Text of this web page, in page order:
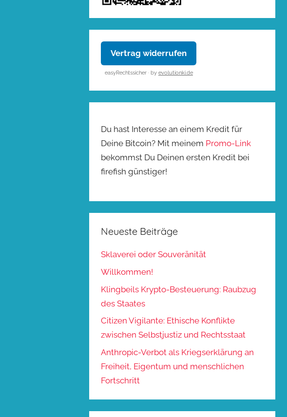
Vertrag widerrufen
easyRechtssicher · by evolutionki.de
Du hast Interesse an einem Kredit für
Deine Bitcoin? Mit meinem Promo-Link
bekommst Du Deinen ersten Kredit bei
firefish günstiger!
Neueste Beiträge
Sklaverei oder Souveränität
Willkommen!
Klingbeils Krypto-Besteuerung: Raubzug
des Staates
Citizen Vigilante: Ethische Konflikte
zwischen Selbstjustiz und Rechtsstaat
Anthropic-Verbot als Kriegserklärung an
Freiheit, Eigentum und menschlichen
Fortschritt